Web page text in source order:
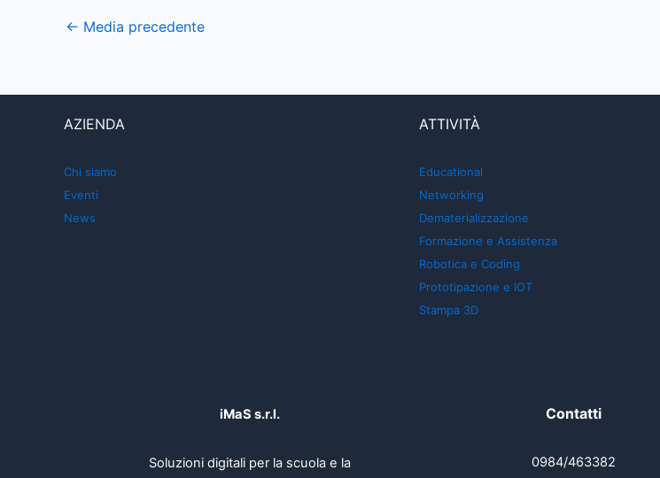
← Media precedente
AZIENDA
Chi siamo
Eventi
News
ATTIVITÀ
Educational
Networking
Dematerializzazione
Formazione e Assistenza
Robotica e Coding
Prototipazione e IOT
Stampa 3D
iMaS s.r.l.
Soluzioni digitali per la scuola e la
Contatti
0984/463382